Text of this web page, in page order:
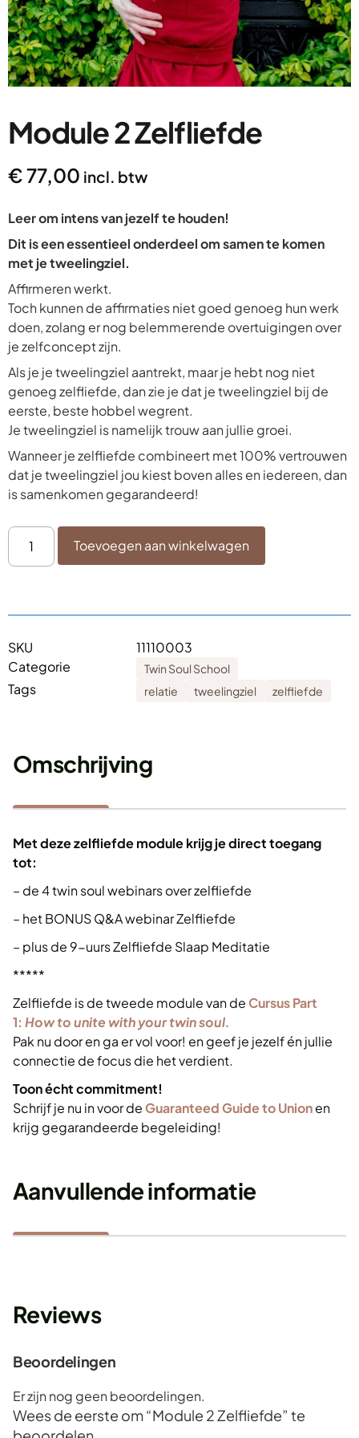
Module 2 Zelfliefde
€77,00 incl. btw
Leer om intens van jezelf te houden!
Dit is een essentieel onderdeel om samen te komen
met je tweelingziel.
Affirmeren werkt.
Toch kunnen de affirmaties niet goed genoeg hun werk
doen, zolang er nog belemmerende overtuigingen over
je zelfconcept zijn.
Als je je tweelingziel aantrekt, maar je hebt nog niet
genoeg zelfliefde, dan zie je dat je tweelingziel bij de
eerste, beste hobbel wegrent.
Je tweelingziel is namelijk trouw aan jullie groei.
Wanneer je zelfliefde combineert met 100% vertrouwen
dat je tweelingziel jou kiest boven alles en iedereen, dan
is samenkomen gegarandeerd!
Toevoegen aan winkelwagen
SKU
11110003
Categorie
Twin Soul School
Tags relatie tweelingziel zelfliefde
Omschrijving
Met deze zelfliefde module krijg je direct toegang
tot:
– de 4 twin soul webinars over zelfliefde
– het BONUS Q&A webinar Zelfliefde
– plus de 9-uurs Zelfliefde Slaap Meditatie
*****
Zelfliefde is de tweede module van de Cursus Part
1: How to unite with your twin soul.
Pak nu door en ga er vol voor! en geef je jezelf én jullie
connectie de focus die het verdient.
Toon écht commitment!
Schrijf je nu in voor de Guaranteed Guide to Unionen
krijg gegarandeerde begeleiding!
Aanvullende informatie
Reviews
Beoordelingen
Er zijn nog geen beoordelingen.
Wees de eerste om “Module 2 Zelfliefde” te